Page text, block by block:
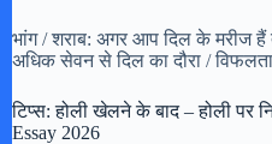
भांग / शराब: अगर आप दिल के मरीज
अधिक सेवन से दिल का दौरा /
टिप्स: होली खेलने के बाद – होली पर
Essay 2026